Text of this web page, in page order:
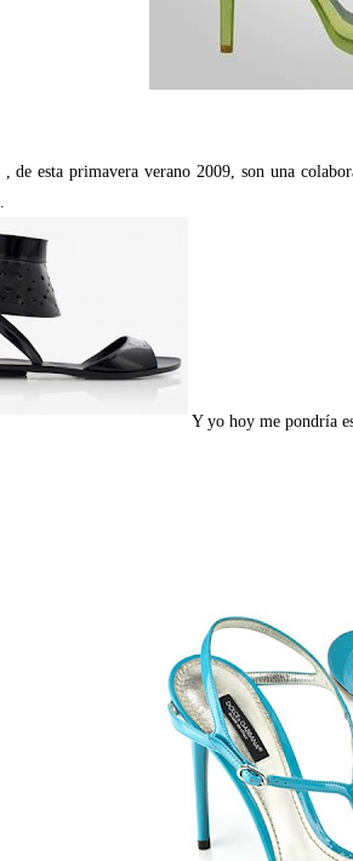
, de esta primavera verano 2009, son una
Y yo hoy me pondría